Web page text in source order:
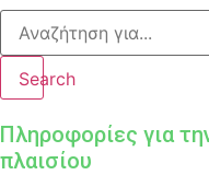
Search
Πληροφορίες για
πλαισίου